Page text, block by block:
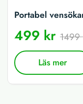
Portabel
499 kr 1499
Läs mer